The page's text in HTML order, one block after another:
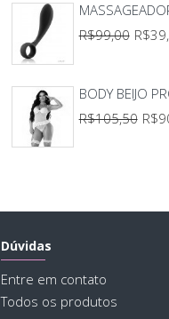
R$99,00
R$105,50
Dúvidas
Entre em contato
Todos os produtos